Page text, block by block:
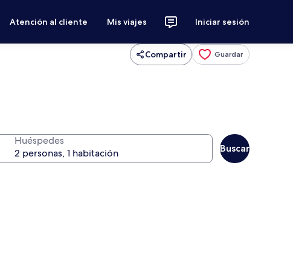
Atención al cliente Mis viajes Iniciar sesión
Compartir Guardar
Huéspedes
Buscar